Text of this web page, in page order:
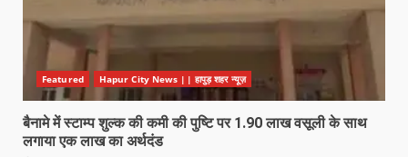
Featured Hapur City News || हापुड़ शहर न्यूज़
बैनामे में स्टाम्प शुल्क की कमी की पुष्टि पर 1.90 लाख वसूली के साथ
लगाया एक लाख का अर्थदंड